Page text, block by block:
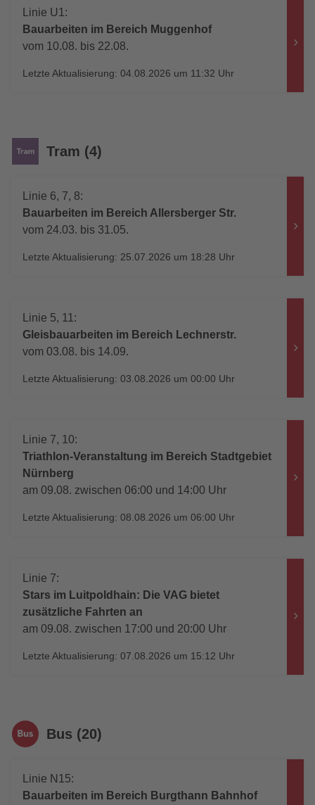
Linie U1:
Bauarbeiten im Bereich Muggenhof
vom 10.08. bis 22.08.
Letzte Aktualisierung: 04.08.2026 um 11:32 Uhr
Tram (4)
Linie 6, 7, 8:
Bauarbeiten im Bereich Allersberger Str.
vom 24.03. bis 31.05.
Letzte Aktualisierung: 25.07.2026 um 18:28 Uhr
Linie 5, 11:
Gleisbauarbeiten im Bereich Lechnerstr.
vom 03.08. bis 14.09.
Letzte Aktualisierung: 03.08.2026 um 00:00 Uhr
Linie 7, 10:
Triathlon-Veranstaltung im Bereich Stadtgebiet
Nürnberg
am 09.08. zwischen 06:00 und 14:00 Uhr
Letzte Aktualisierung: 08.08.2026 um 06:00 Uhr
Linie 7:
Stars im Luitpoldhain: Die VAG bietet
zusätzliche Fahrten an
am 09.08. zwischen 17:00 und 20:00 Uhr
Letzte Aktualisierung: 07.08.2026 um 15:12 Uhr
Bus (20)
Linie N15:
Bauarbeiten im Bereich Burgthann Bahnhof